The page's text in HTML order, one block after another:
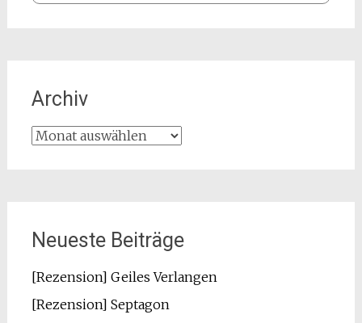
Archiv
Archiv
Neueste Beiträge
[Rezension] Geiles Verlangen
[Rezension] Septagon